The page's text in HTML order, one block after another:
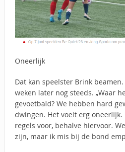
Oneerlijk
Dat kan speelster Brink
weken later nog steeds. „Waar
gevoetbald? We hebben hard
dwingen. Het voelt erg
regels voor, behalve hiervoor.
zijn, maar ik mis bij de bond